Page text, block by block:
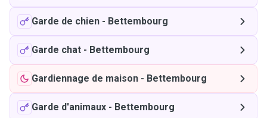
Garde de chien - Bettembourg
Garde chat - Bettembourg
Gardiennage de maison - Bettembourg
Garde d'animaux - Bettembourg